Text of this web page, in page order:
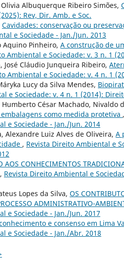
Albuquerque Ribeiro Simões,
Rev, Dir. Amb. e Soc.
Cavidades: conservação ou
e Sociedade - Jan./Jun. 2013
Aquino Pinheiro, A construção de
Ambiental e Sociedade: v. 3 n. 1
Cláudio Junqueira Ribeiro,
Ambiental e Sociedade: v. 4 n. 1
Lucy da Silva Mendes,
e Sociedade: v. 4 n. 1 (2014):
César Machado, Nivaldo
como medida protetiva ,
e Sociedade - Jan./Jun. 2014
Alexandre Luiz Alves de Oliveira, A
, Revista Direito Ambiental e
AOS CONHECIMENTOS
, Revista Direito Ambiental e
Lopes da Silva, OS
ADMINISTRATIVO-
e Sociedade - Jan./Jun. 2017
e consenso em Lima
e Sociedade - Jan./Abr. 2018